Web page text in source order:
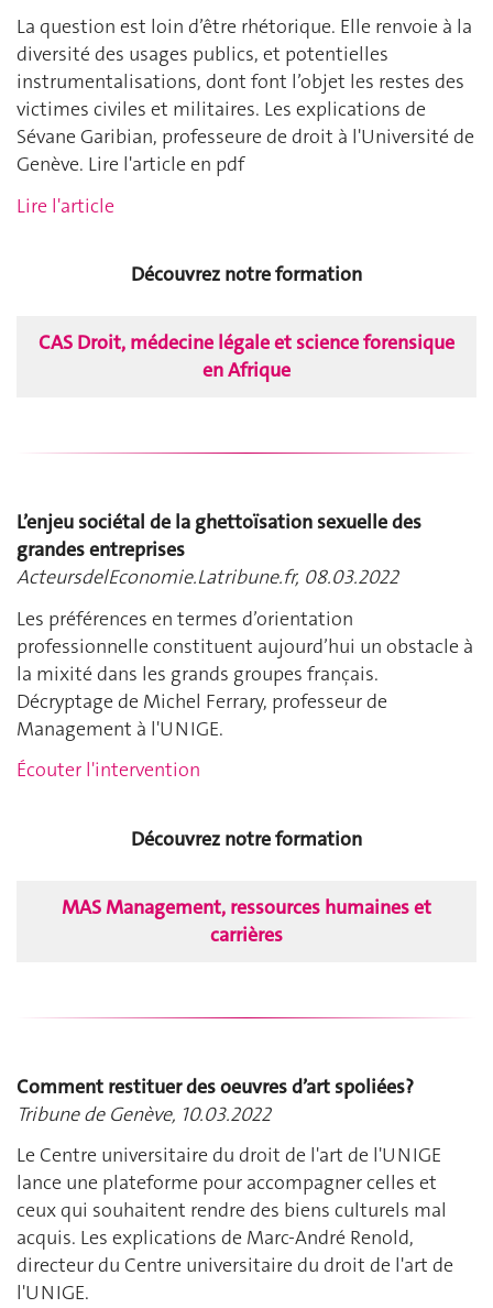
La question est loin d’être rhétorique. Elle renvoie à la
diversité des usages publics, et potentielles
instrumentalisations, dont font l’objet les restes des
victimes civiles et militaires. Les explications de
Sévane Garibian, professeure de droit à l'Université de
Genève. Lire l'article en pdf
Lire l'article
Découvrez notre formation
CAS Droit, médecine légale et science forensique
en Afrique
L’enjeu sociétal de la ghettoïsation sexuelle des
grandes entreprises
ActeursdelEconomie.Latribune.fr, 08.03.2022
Les préférences en termes d’orientation
professionnelle constituent aujourd’hui un obstacle à
la mixité dans les grands groupes français.
Décryptage de Michel Ferrary, professeur de
Management à l'UNIGE.
Écouter l'intervention
Découvrez notre formation
MAS Management, ressources humaines et
carrières
Comment restituer des oeuvres d’art spoliées?
Tribune de Genève, 10.03.2022
Le Centre universitaire du droit de l'art de l'UNIGE
lance une plateforme pour accompagner celles et
ceux qui souhaitent rendre des biens culturels mal
acquis. Les explications de Marc-André Renold,
directeur du Centre universitaire du droit de l'art de
l'UNIGE.